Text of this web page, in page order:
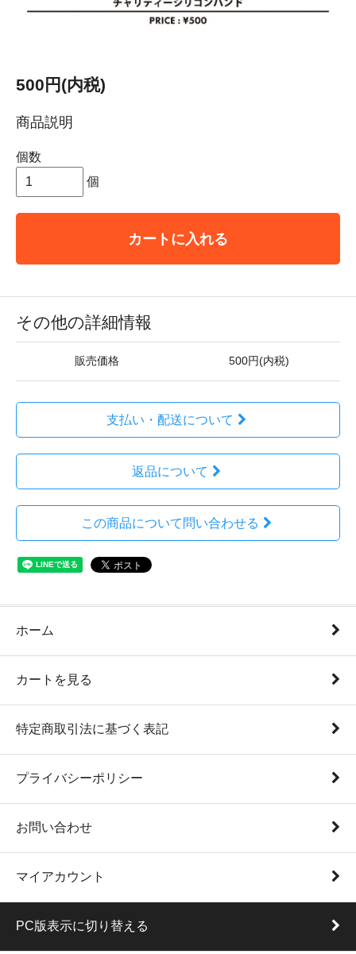
500円(内税)
商品説明
個数
個
カートに入れる
その他の詳細情報
販売価格 500円(内税)
支払い・配送について
返品について
この商品について問い合わせる
ホーム
カートを見る
特定商取引法に基づく表記
プライバシーポリシー
お問い合わせ
マイアカウント
PC版表示に切り替える